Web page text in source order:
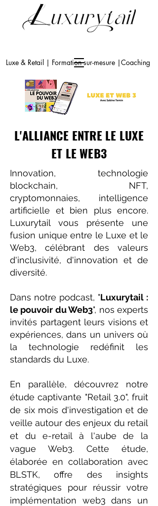
Luxe & Retail | Formation sur-mesure |Coaching
L'ALLIANCE ENTRE LE LUXE
ET LE WEB3
Innovation, technologie
blockchain, NFT,
cryptomonnaies, intelligence
artificielle et bien plus encore.
Luxurytail vous présente une
fusion unique entre le Luxe et le
Web3, célébrant des valeurs
d'inclusivité, d'innovation et de
diversité.
Dans notre podcast, "Luxurytail :
le pouvoir du Web3", nos experts
invités partagent leurs visions et
expériences, dans un univers où
la technologie redéfinit les
standards du Luxe.
En parallèle, découvrez notre
étude captivante "Retail 3.0", fruit
de six mois d'investigation et de
veille autour des enjeux du retail
et du e-retail à l'aube de la
vague Web3. Cette étude,
élaborée en collaboration avec
BLSTK, offre des insights
stratégiques pour réussir votre
implémentation web3 dans un